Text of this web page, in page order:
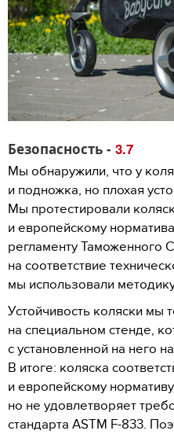
Безопасность - 3.7
Мы обнаружили, что у
и подножка, но плохая
Мы протестировали
и европейскому
регламенту Таможенного
на соответствие
мы использовали
Устойчивость коляски мы
на специальном стенде,
с установленной на него
В итоге: коляска
и европейскому
но не удовлетворяет
стандарта ASTM F-833.